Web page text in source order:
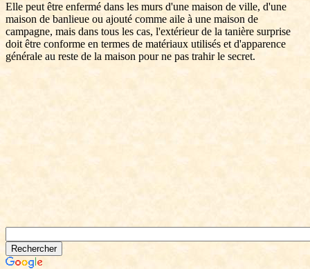
Elle peut être enfermé dans les murs d'une maison de ville, d'une
maison de banlieue ou ajouté comme aile à une maison de
campagne, mais dans tous les cas, l'extérieur de la tanière surprise
doit être conforme en termes de matériaux utilisés et d'apparence
générale au reste de la maison pour ne pas trahir le secret.